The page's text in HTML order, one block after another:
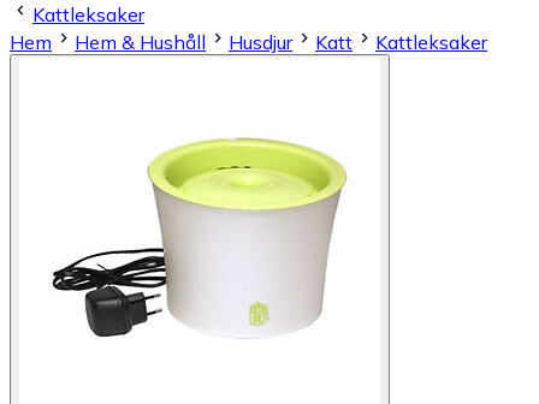
Kattleksaker
Hem
Hem & Hushåll Husdjur Katt Kattleksaker